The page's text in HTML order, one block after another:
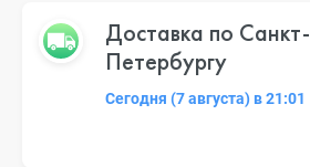
Доставка по Санкт-
Петербургу
Сегодня (7 августа) в 21:01